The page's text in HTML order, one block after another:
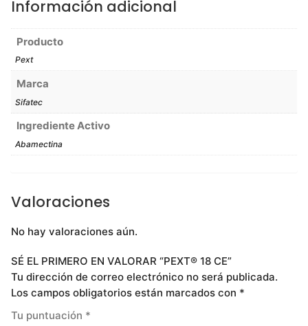
Información adicional
Producto
Pext
Marca
Sifatec
Ingrediente Activo
Abamectina
Valoraciones
No hay valoraciones aún.
SÉ EL PRIMERO EN VALORAR “PEXT® 18 CE”
Tu dirección de correo electrónico no será publicada.
Los campos obligatorios están marcados con *
Tu puntuación *